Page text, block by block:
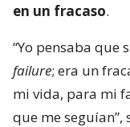
en un fracaso.
“Yo pensaba que
failure; era un
mi vida, para mi
que me seguían”,